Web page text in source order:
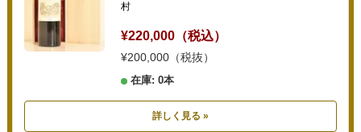
村
¥220,000（税込）
¥200,000（税抜）
在庫: 0本
詳しく見る »